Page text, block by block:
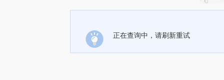
正在查询中，请刷新重试